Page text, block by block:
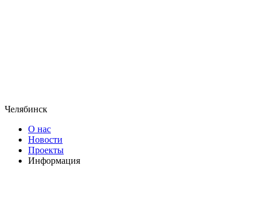
Челябинск
О нас
Новости
Проекты
Информация